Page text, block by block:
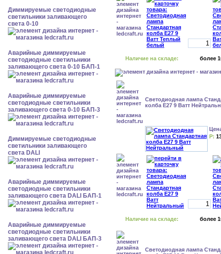
Диммируемые светодиодные
светильники заливающего
света 0-10
Аварийные диммируемые
светодиодные светильники
заливающего света 0-10 БАП-1
Аварийные диммируемые
светодиодные светильники
заливающего света 0-10 БАП-3
Диммируемые светодиодные
светильники заливающего
света DALI
Аварийные диммируемые
светодиодные светильники
заливающего света DALI БАП-1
Аварийные диммируемые
светодиодные светильники
заливающего света DALI БАП-3
Наличие на складе: более
Светодиодная лампа
колба Е27 9 Ватт
Р:
Наличие на складе: более
Светодиодная лампа